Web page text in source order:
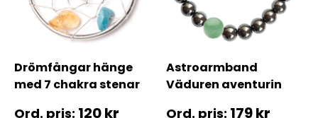
Drömfångar hänge
med 7 chakra stenar
120kr
Astroarmband
Väduren aventurin
179kr